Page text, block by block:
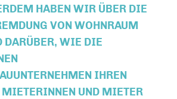
HABEN WIR ÜBER DIE Z
VON WOHNRAUM B
WIE DIE L
W
IHREN S
UND MIETER V